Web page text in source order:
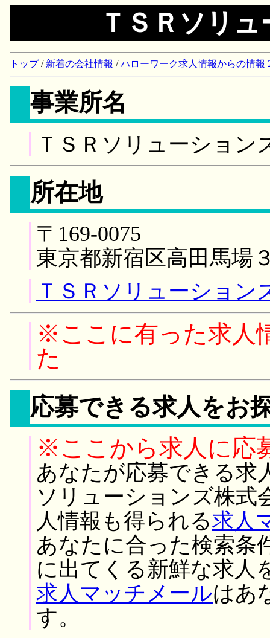
ＴＳＲソリ
トップ/ 新着の会社情報 /ハローワーク求人情報からの情報
事業所名
ＴＳＲソリューション
所在地
〒169-0075
東京都新宿区高田馬場
ＴＳＲソリューション
※ここに有った求人
た
応募できる求人をお
※ここから求人に応
あなたが応募できる求
ソリューションズ株式
人情報も得られる求人
あなたに合った検索条
に出てくる新鮮な求人
求人マッチメールはあ
す。